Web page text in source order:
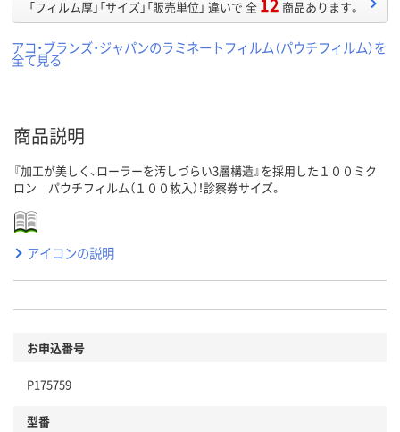
「フィルム厚」「サイズ」「販売単位」 違いで 全 商品あります。
アコ・ブランズ・ジャパンのラミネートフィルム（パウチフィルム）を
全て見る
商品説明
『加工が美しく、ローラーを汚しづらい3層構造』を採用した１００ミク
ロン パウチフィルム（１００枚入）！診察券サイズ。
アイコンの説明
お申込番号
P175759
型番